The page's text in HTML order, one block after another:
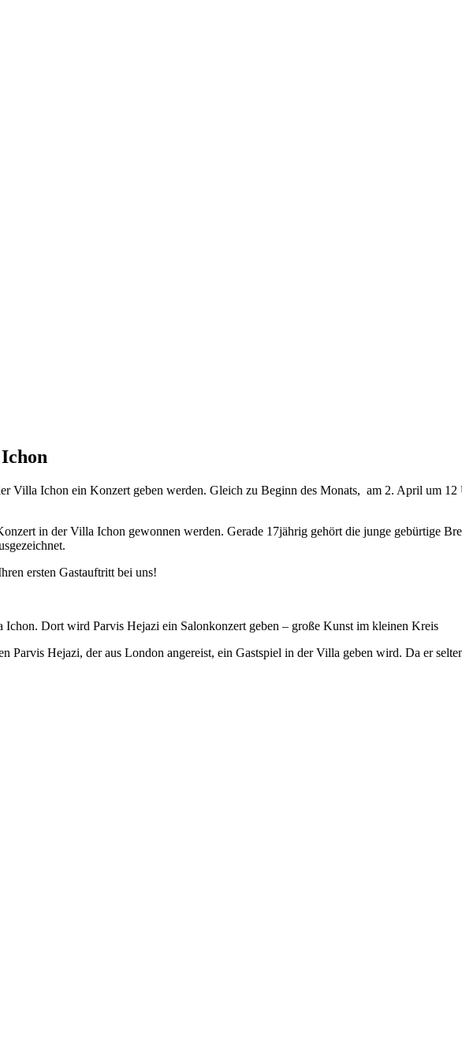
Villa Ichon ein Konzert geben werden. Gleich zu Beginn des Monats, am 2. April um 12
in der Villa Ichon gewonnen werden. Gerade 17jährig gehört die junge gebürtige
ersten Gastauftritt bei uns!
Dort wird Parvis Hejazi ein Salonkonzert geben – große Kunst im kleinen Kreis
Parvis Hejazi, der aus London angereist, ein Gastspiel in der Villa geben wird. Da er